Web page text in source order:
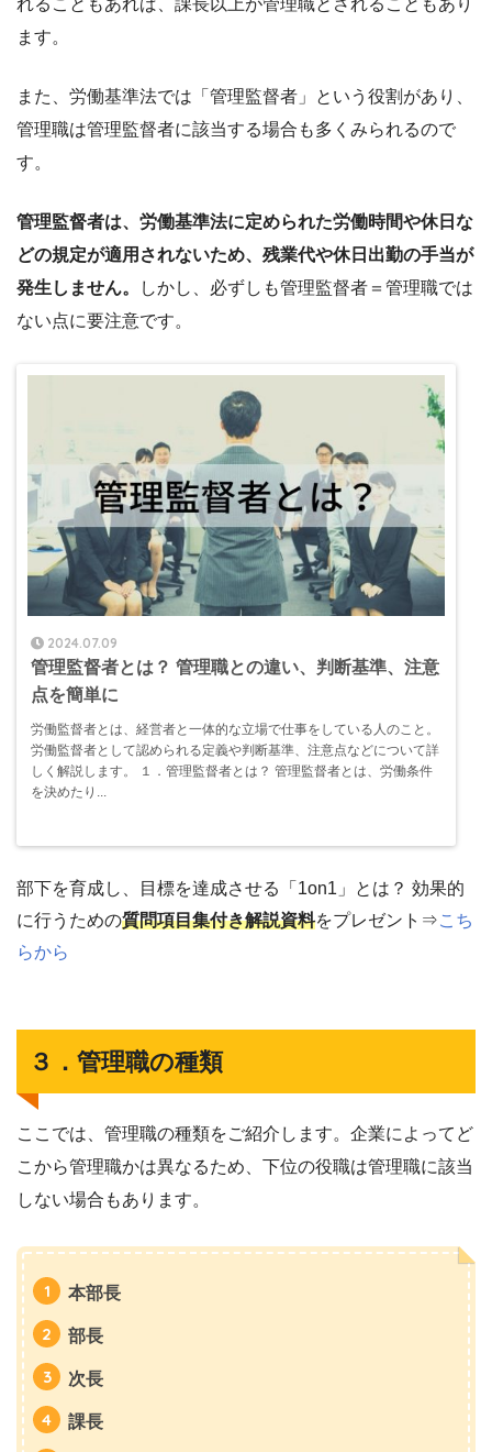
れることもあれば、課長以上が管理職とされることもあり
ます。
また、労働基準法では「管理監督者」という役割があり、
管理職は管理監督者に該当する場合も多くみられるので
す。
管理監督者は、労働基準法に定められた労働時間や休日な
どの規定が適用されないため、残業代や休日出勤の手当が
発生しません。
しかし、必ずしも管理監督者＝管理職では
ない点に要注意です。
2024.07.09
管理監督者とは？ 管理職との違い、判断基準、注意
点を簡単に
労働監督者とは、経営者と一体的な立場で仕事をしている人のこと。
労働監督者として認められる定義や判断基準、注意点などについて詳
しく解説します。 １．管理監督者とは？ 管理監督者とは、労働条件
を決めたり...
部下を育成し、目標を達成させる「1on1」とは？ 効果的
に行うための質問項目集付き解説資料をプレゼント⇒こち
らから
３．管理職の種類
ここでは、管理職の種類をご紹介します。企業によってど
こから管理職かは異なるため、下位の役職は管理職に該当
しない場合もあります。
本部長
部長
次長
課長